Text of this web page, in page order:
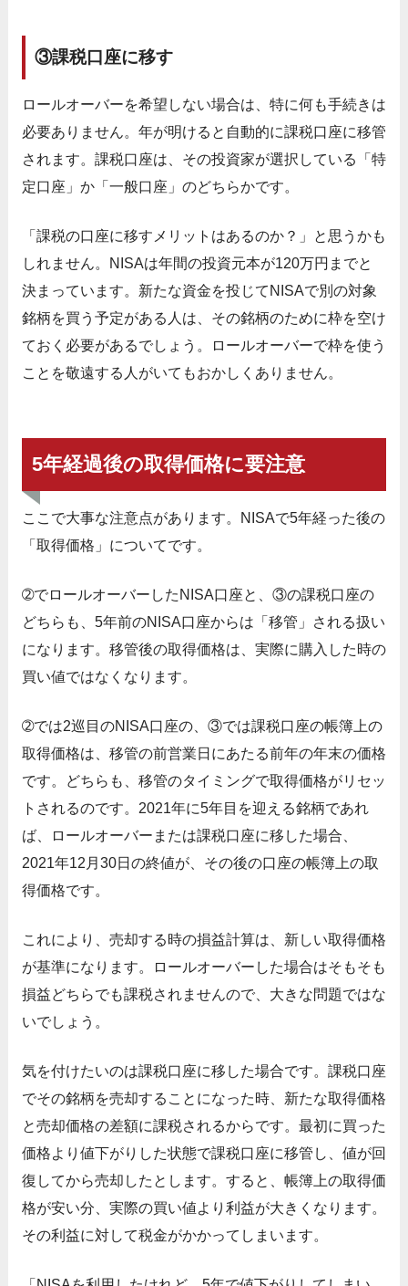
③課税口座に移す
ロールオーバーを希望しない場合は、特に何も手続きは
必要ありません。年が明けると自動的に課税口座に移管
されます。課税口座は、その投資家が選択している「特
定口座」か「一般口座」のどちらかです。
「課税の口座に移すメリットはあるのか？」と思うかも
しれません。NISAは年間の投資元本が120万円までと
決まっています。新たな資金を投じてNISAで別の対象
銘柄を買う予定がある人は、その銘柄のために枠を空け
ておく必要があるでしょう。ロールオーバーで枠を使う
ことを敬遠する人がいてもおかしくありません。
5年経過後の取得価格に要注意
ここで大事な注意点があります。NISAで5年経った後の
「取得価格」についてです。
➁でロールオーバーしたNISA口座と、③の課税口座の
どちらも、5年前のNISA口座からは「移管」される扱い
になります。移管後の取得価格は、実際に購入した時の
買い値ではなくなります。
➁では2巡目のNISA口座の、③では課税口座の帳簿上の
取得価格は、移管の前営業日にあたる前年の年末の価格
です。どちらも、移管のタイミングで取得価格がリセッ
トされるのです。2021年に5年目を迎える銘柄であれ
ば、ロールオーバーまたは課税口座に移した場合、
2021年12月30日の終値が、その後の口座の帳簿上の取
得価格です。
これにより、売却する時の損益計算は、新しい取得価格
が基準になります。ロールオーバーした場合はそもそも
損益どちらでも課税されませんので、大きな問題ではな
いでしょう。
気を付けたいのは課税口座に移した場合です。課税口座
でその銘柄を売却することになった時、新たな取得価格
と売却価格の差額に課税されるからです。最初に買った
価格より値下がりした状態で課税口座に移管し、値が回
復してから売却したとします。すると、帳簿上の取得価
格が安い分、実際の買い値より利益が大きくなります。
その利益に対して税金がかかってしまいます。